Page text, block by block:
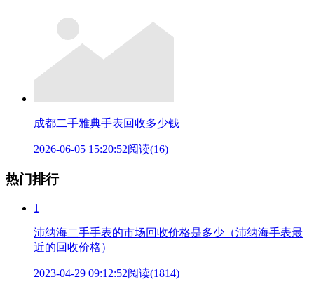
成都二手雅典手表回收多少钱
2026-06-05 15:20:52阅读(16)
热门排行
1
沛纳海二手手表的市场回收价格是多少（沛纳海手表最
近的回收价格）
2023-04-29 09:12:52阅读(1814)